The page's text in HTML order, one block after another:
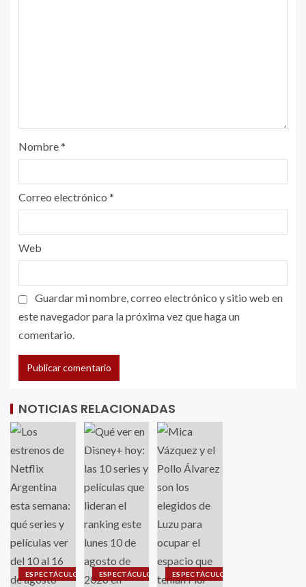
Nombre*
Correo electrónico *
Web
Guardar mi nombre, correo electrónico y sitio web en
este navegador para la próxima vez que haga un
comentario.
NOTICIAS RELACIONADAS
ESPECTÁCULO ESPECTÁCULO ESPECTÁCULO